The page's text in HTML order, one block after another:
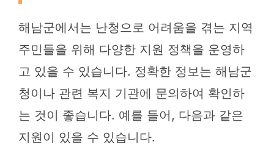
해남군에서는 난청으로 어려움을 겪는 지역
주민들을 위해 다양한 지원 정책을 운영하
고 있을 수 있습니다. 정확한 정보는 해남군
청이나 관련 복지 기관에 문의하여 확인하
는 것이 좋습니다. 예를 들어, 다음과 같은
지원이 있을 수 있습니다.